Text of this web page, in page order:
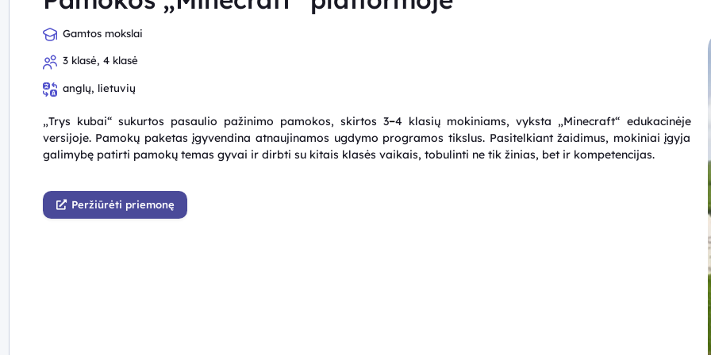
Gamtos mokslai
3 klasė, 4 klasė
anglų, lietuvių
„Trys kubai“ sukurtos pasaulio pažinimo pamokos, skirtos 3–4 klasių mokiniams, vyksta „Minecraft“ edukacinėje
versijoje. Pamokų paketas įgyvendina atnaujinamos ugdymo programos tikslus. Pasitelkiant žaidimus, mokiniai įgyja
galimybę patirti pamokų temas gyvai ir dirbti su kitais klasės vaikais, tobulinti ne tik žinias, bet ir kompetencijas.
Peržiūrėti priemonę